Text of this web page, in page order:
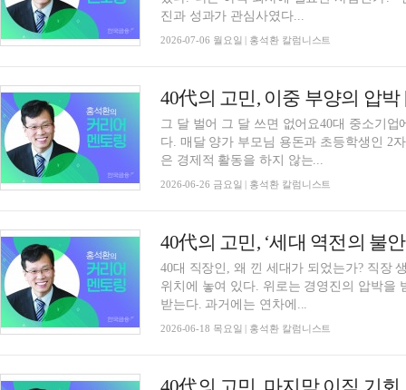
진과 성과가 관심사였다...
2026-07-06 월요일 | 홍석환 칼럼니스트
40代의 고민, 이중 부양의 압
그 달 벌어 그 달 쓰면 없어요40대 중소기
다. 매달 양가 부모님 용돈과 초등학생인 2
은 경제적 활동을 하지 않는...
2026-06-26 금요일 | 홍석환 칼럼니스트
40代의 고민, ‘세대 역전의 불
40대 직장인, 왜 낀 세대가 되었는가? 직장
위치에 놓여 있다. 위로는 경영진의 압박을
받는다. 과거에는 연차에...
2026-06-18 목요일 | 홍석환 칼럼니스트